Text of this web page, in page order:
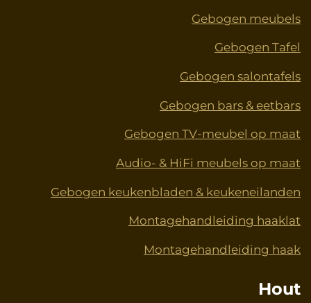
Gebogen meubels
Gebogen Tafel
Gebogen salontafels
Gebogen bars & eetbars
Gebogen TV-meubel op maat
Audio- & HiFi meubels op maat
Gebogen keukenbladen & keukeneilanden
Montagehandleiding haaklat
Montagehandleiding haak
Hout